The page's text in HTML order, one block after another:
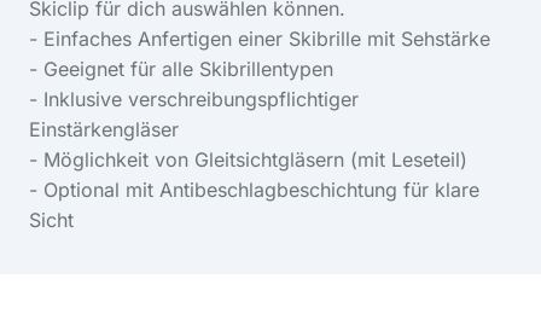
Skiclip für dich auswählen können.
- Einfaches Anfertigen einer Skibrille mit Sehstärke
- Geeignet für alle Skibrillentypen
- Inklusive verschreibungspflichtiger
Einstärkengläser
- Möglichkeit von Gleitsichtgläsern (mit Leseteil)
- Optional mit Antibeschlagbeschichtung für klare
Sicht